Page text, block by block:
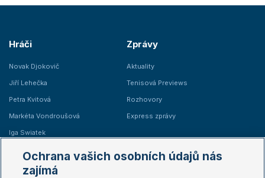
Hráči
Novak Djokovič
Jiří Lehečka
Petra Kvitová
Markéta Vondroušová
Iga Swiatek
Zprávy
Aktuality
Tenisová Previews
Rozhovory
Express zprávy
Žebříčky
Ochrana vašich osobních údajů nás
zajímá